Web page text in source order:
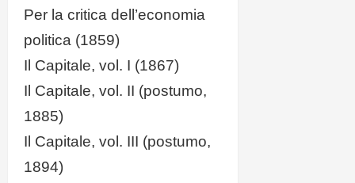
Per la critica dell’economia
politica (1859)
Il Capitale, vol. I (1867)
Il Capitale, vol. II (postumo,
1885)
Il Capitale, vol. III (postumo,
1894)